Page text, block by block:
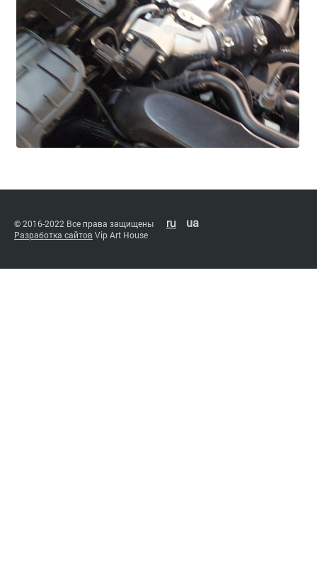
© 2016-2022 Все права защищены ru ua
Разработка сайтов Vip Art House